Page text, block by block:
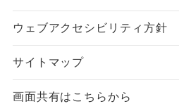
ウェブアクセシビリティ方針
サイトマップ
画面共有はこちらから